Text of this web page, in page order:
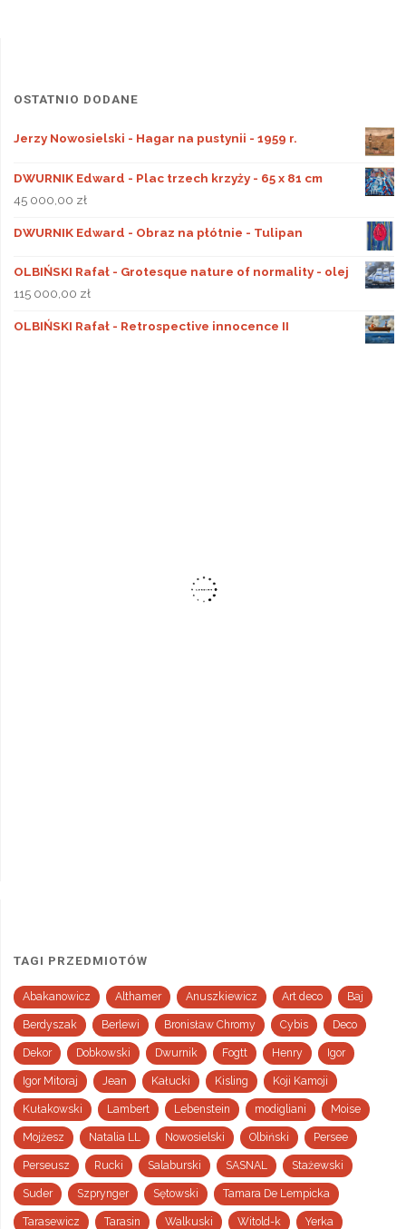
OSTATNIO DODANE
Jerzy Nowosielski - Hagar na pustynii - 1959 r.
DWURNIK Edward - Plac trzech krzyży - 65 x 81 cm
45 000,00 zł
DWURNIK Edward - Obraz na płótnie - Tulipan
OLBIŃSKI Rafał - Grotesque nature of normality - olej
115 000,00 zł
OLBIŃSKI Rafał - Retrospective innocence II
TAGI PRZEDMIOTÓW
Abakanowicz Althamer Anuszkiewicz Art deco Baj
Berdyszak Berlewi Bronisław Chromy Cybis Deco
Dekor Dobkowski Dwurnik Fogtt Henry Igor
Igor Mitoraj Jean Kałucki Kisling Koji Kamoji
Kułakowski Lambert Lebenstein modigliani Moise
Mojżesz Natalia LL Nowosielski Olbiński Persee
Perseusz Rucki Salaburski SASNAL Stażewski
Suder Szprynger Sętowski Tamara De Lempicka
Tarasewicz Tarasin Walkuski Witold-k Yerka